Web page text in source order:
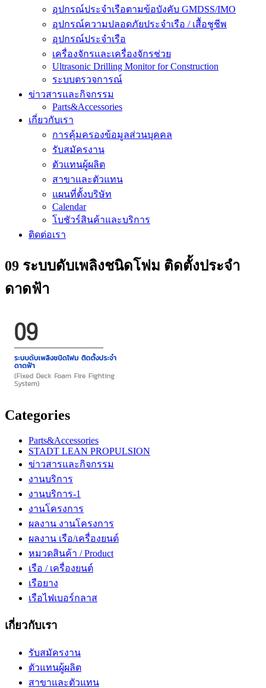
อุปกรณ์ประจำเรือตามข้อบังคับ GMDSS/IMO
อุปกรณ์ความปลอดภัยประจำเรือ / เสื้อชูชีพ
อุปกรณ์ประจำเรือ
เครื่องจักรและเครื่องจักรช่วย
Ultrasonic Drilling Monitor for Construction
ระบบตรวจการณ์
ข่าวสารและกิจกรรม
Parts&Accessories
เกี่ยวกับเรา
การคุ้มครองข้อมูลส่วนบุคคล
รับสมัครงาน
ตัวแทนผู้ผลิต
สาขาและตัวแทน
แผนที่ตั้งบริษัท
Calendar
โบชัวร์สินค้าและบริการ
ติดต่อเรา
09 ระบบดับเพลิงชนิดโฟม ติดตั้งประจำ
ดาดฟ้า
Categories
Parts&Accessories
STADT LEAN PROPULSION
ข่าวสารและกิจกรรม
งานบริการ
งานบริการ-1
งานโครงการ
ผลงาน งานโครงการ
ผลงาน เรือ/เครื่องยนต์
หมวดสินค้า / Product
เรือ / เครื่องยนต์
เรือยาง
เรือไฟเบอร์กลาส
เกี่ยวกับเรา
รับสมัครงาน
ตัวแทนผู้ผลิต
สาขาและตัวแทน